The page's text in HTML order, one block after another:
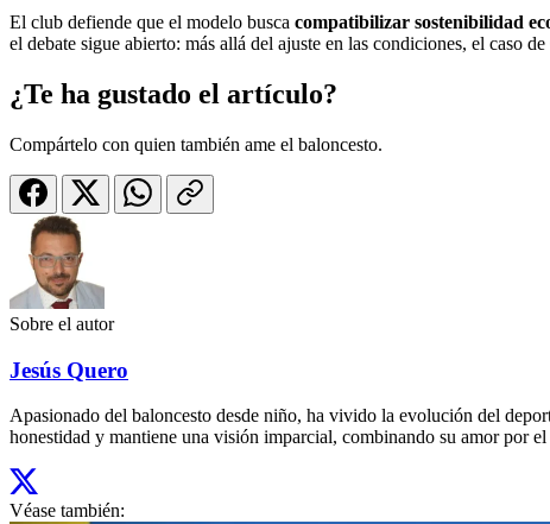
El club defiende que el modelo busca compatibilizar sostenibilidad
el debate sigue abierto: más allá del ajuste en las condiciones, el caso
¿Te ha gustado el artículo?
Compártelo con quien también ame el baloncesto.
Sobre el autor
Jesús Quero
Apasionado del baloncesto desde niño, ha vivido la evolución del
honestidad y mantiene una visión imparcial, combinando su amor por
Véase también: